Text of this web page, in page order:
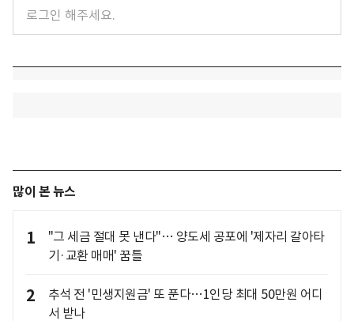
많이 본 뉴스
1
"그 세금 절대 못 낸다"… 양도세 공포에 '제자리 갈아타
기·교환 매매' 꿈틀
2
추석 전 '민생지원금' 또 푼다…1인당 최대 50만원 어디
서 받나